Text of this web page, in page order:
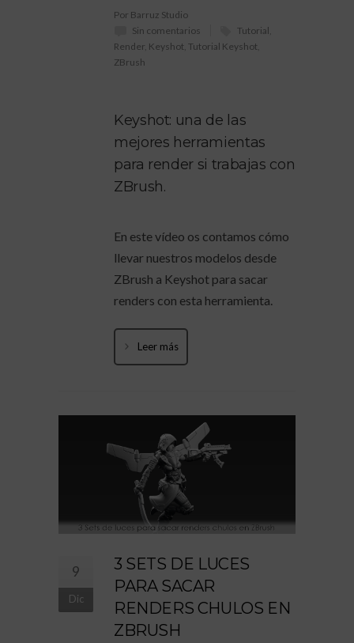
Por Barruz Studio
Sin comentarios
Tutorial
Render Keyshot Tutorial Keyshot
ZBrush
Keyshot: una de las
mejores herramientas
para render si trabajas con
ZBrush.
En este vídeo os contamos cómo
llevar nuestros modelos desde
ZBrush a Keyshot para sacar
renders con esta herramienta.
Leer más
9
Dic
3 SETS DE LUCES
PARA SACAR
RENDERS CHULOS EN
ZBRUSH